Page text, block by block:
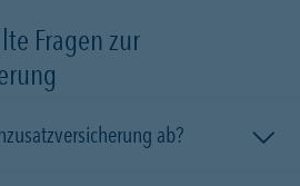
Fragen zur
ab?